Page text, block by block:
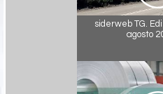
siderweb TG.
agosto